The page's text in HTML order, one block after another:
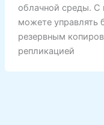
облачной среды.
можете
резервным
репликацией